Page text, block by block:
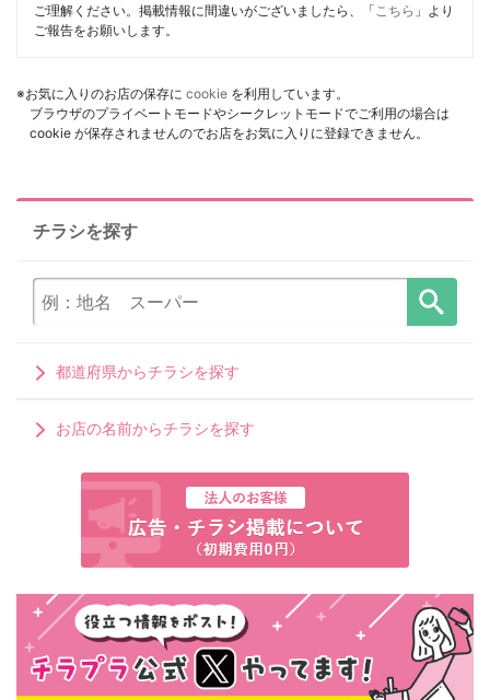
ご理解ください。掲載情報に間違いがございましたら、「 こちら 」より
ご報告をお願いします。
※お気に入りのお店の保存に cookie を利用しています。
ブラウザのプライベートモードやシークレットモードでご利用の場合は
cookie が保存されませんのでお店をお気に入りに登録できません。
チラシを探す
都道府県からチラシを探す
お店の名前からチラシを探す